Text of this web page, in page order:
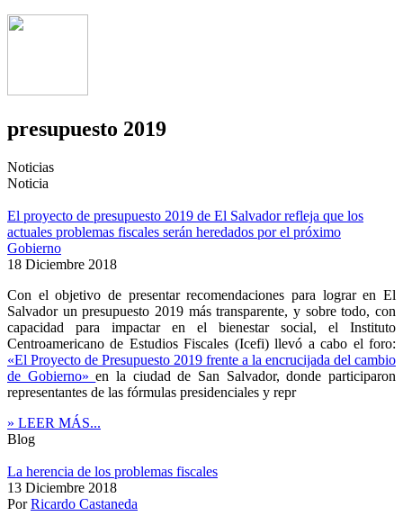
presupuesto 2019
Noticias
Noticia
El proyecto de presupuesto 2019 de El Salvador refleja que los
actuales problemas fiscales serán heredados por el próximo
Gobierno
18 Diciembre 2018
Con el objetivo de presentar recomendaciones para lograr en El
Salvador un presupuesto 2019 más transparente, y sobre todo, con
capacidad para impactar en el bienestar social, el Instituto
Centroamericano de Estudios Fiscales (Icefi) llevó a cabo el foro:
«El Proyecto de Presupuesto 2019 frente a la encrucijada del cambio
de Gobierno»en la ciudad de San Salvador, donde participaron
representantes de las fórmulas presidenciales y repr
» LEER MÁS...
Blog
La herencia de los problemas fiscales
13 Diciembre 2018
PorRicardo Castaneda